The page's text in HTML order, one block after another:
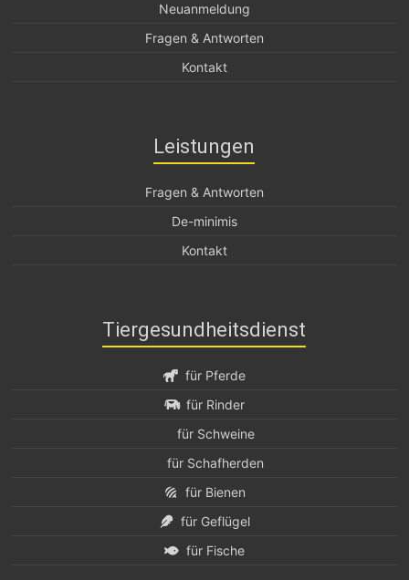
Neuanmeldung
Fragen & Antworten
Kontakt
Leistungen
Fragen & Antworten
De-minimis
Kontakt
Tiergesundheitsdienst
für Pferde
für Rinder
für Schweine
für Schafherden
für Bienen
für Geflügel
für Fische